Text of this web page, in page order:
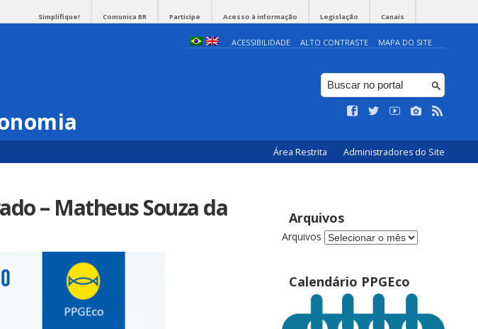
Simplifique! Comunica BR Participe Acesso à informação Legislação Canais
ACESSIBILIDADE ALTO CONTRASTE MAPA DO SITE
Área Restrita Administradores do Site
– Matheus Souza da
Arquivos
Arquivos
Calendário PPGEco